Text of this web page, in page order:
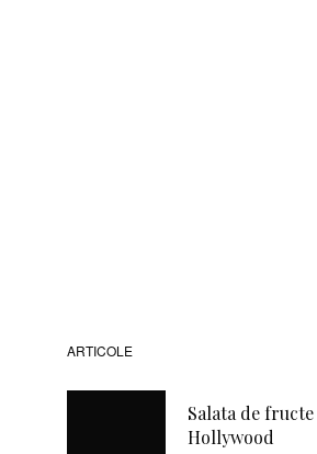
ARTICOLE
Salata de fructe
Hollywood